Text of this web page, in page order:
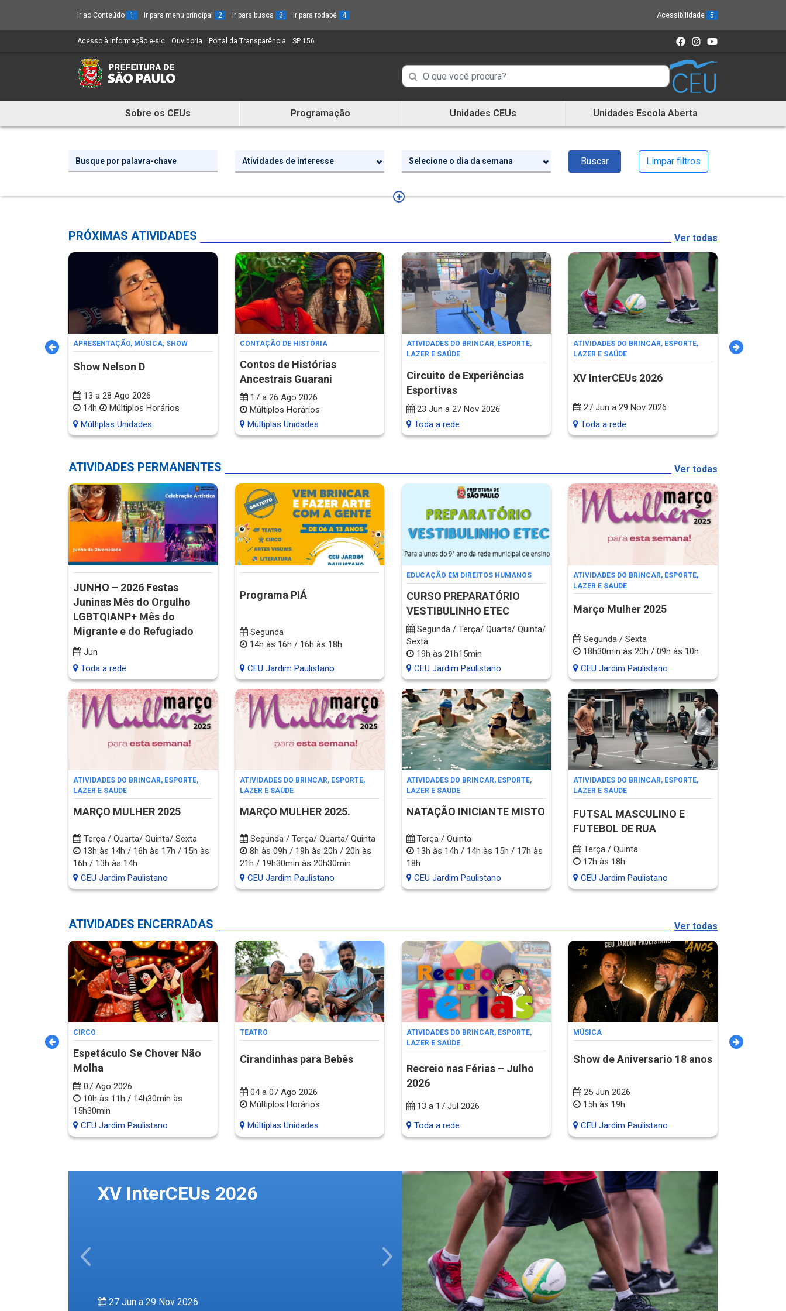
Ir ao Conteúdo 1 Ir para menu principal 2 Ir para busca 3 Ir para rodapé 4 Acessibilidade 5
Acesso à informação e-sic (Link
um
novo
Ouvidoria (Link
Portal da Transparência (Link
SP 156
Campo
de
informações
Campo
de
Busca
informações
Esconde
Sobre os CEUs Programação Unidades CEUs Unidades Escola Aberta
Atividades de interesse Selecione o dia da semana Buscar Limpar filtros
PRÓXIMAS ATIVIDADES Ver todas
APRESENTAÇÃO, MÚSICA, SHOW
Show Nelson D
13 a 28 Ago 2026
14h
Múltiplos Horários
Múltiplas Unidades
CONTAÇÃO DE HISTÓRIA
Contos de Histórias
Ancestrais Guarani
17 a 26 Ago 2026
Múltiplos Horários
Múltiplas Unidades
ATIVIDADES DO BRINCAR, ESPORTE,
LAZER E SAÚDE
Circuito de Experiências
Esportivas
23 Jun a 27 Nov 2026
Toda a rede
ATIVIDADES DO BRINCAR, ESPORTE,
LAZER E SAÚDE
XV InterCEUs 2026
27 Jun a 29 Nov 2026
Toda a rede
EVENTOS
ATIVIDADES PERMANENTES Ver todas
JUNHO – 2026 Festas
Juninas Mês do Orgulho
LGBTQIANP+ Mês do
Migrante e do Refugiado
Jun
Toda a rede
Programa PIÁ
Segunda
14h às 16h / 16h às 18h
CEU Jardim Paulistano
EDUCAÇÃO EM DIREITOS HUMANOS
CURSO PREPARATÓRIO
VESTIBULINHO ETEC
Segunda / Terça/ Quarta/ Quinta/
Sexta
19h às 21h15min
CEU Jardim Paulistano
ATIVIDADES DO BRINCAR, ESPORTE,
LAZER E SAÚDE
Março Mulher 2025
Segunda / Sexta
18h30min às 20h / 09h às 10h
CEU Jardim Paulistano
ATIVIDADES DO BRINCAR, ESPORTE,
LAZER E SAÚDE
MARÇO MULHER 2025
Terça / Quarta/ Quinta/ Sexta
13h às 14h / 16h às 17h / 15h às
16h / 13h às 14h
CEU Jardim Paulistano
ATIVIDADES DO BRINCAR, ESPORTE,
LAZER E SAÚDE
MARÇO MULHER 2025.
Segunda / Terça/ Quarta/ Quinta
8h às 09h / 19h às 20h / 20h às
21h / 19h30min às 20h30min
CEU Jardim Paulistano
ATIVIDADES DO BRINCAR, ESPORTE,
LAZER E SAÚDE
NATAÇÃO INICIANTE MISTO
Terça / Quinta
13h às 14h / 14h às 15h / 17h às
18h
CEU Jardim Paulistano
ATIVIDADES DO BRINCAR, ESPORTE,
LAZER E SAÚDE
FUTSAL MASCULINO E
FUTEBOL DE RUA
Terça / Quinta
17h às 18h
CEU Jardim Paulistano
ATIVIDADES ENCERRADAS Ver todas
CIRCO
Espetáculo Se Chover Não
Molha
07 Ago 2026
10h às 11h / 14h30min às
15h30min
CEU Jardim Paulistano
TEATRO
Cirandinhas para Bebês
04 a 07 Ago 2026
Múltiplos Horários
Múltiplas Unidades
ATIVIDADES DO BRINCAR, ESPORTE,
LAZER E SAÚDE
Recreio nas Férias – Julho
2026
13 a 17 Jul 2026
Toda a rede
MÚSICA
Show de Aniversario 18 anos
25 Jun 2026
15h às 19h
CEU Jardim Paulistano
XV InterCEUs 2026
27 Jun a 29 Nov 2026
Previous Next